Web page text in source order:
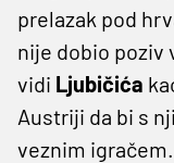
prelazak pod
nije dobio poziv
vidi Ljubičića
Austriji da bi s
veznim igračem.